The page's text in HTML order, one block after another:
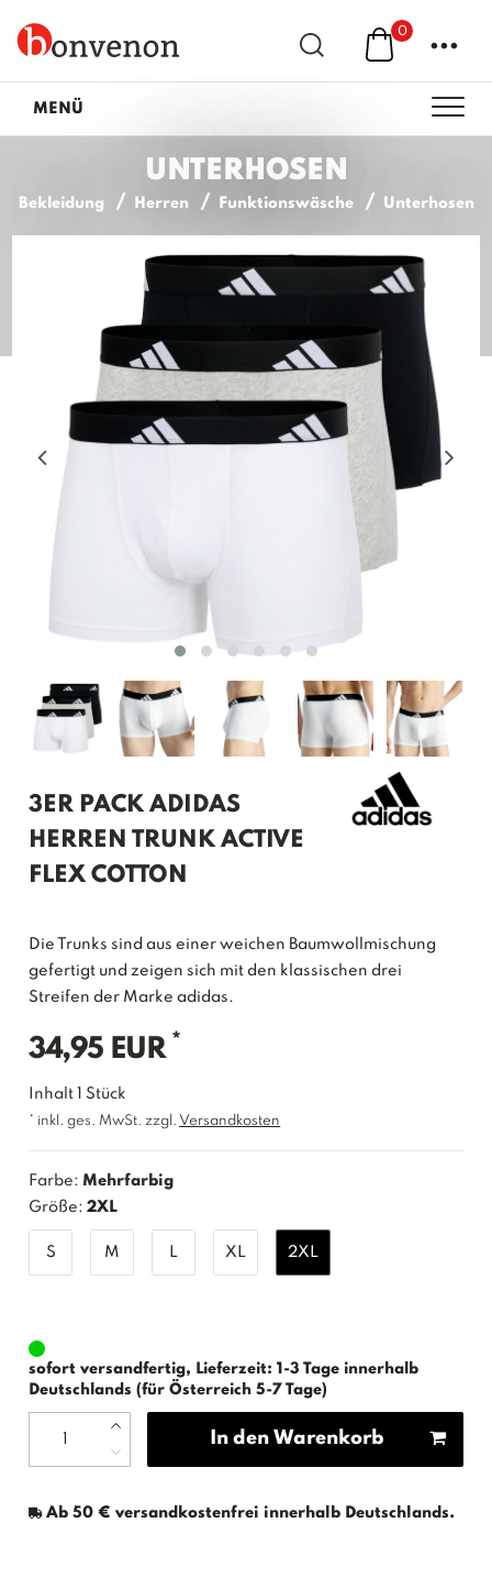
0 ...
MENÜ
UNTERHOSEN
Bekleidung Herren Funktionswäsche Unterhosen
3ER PACK ADIDAS
HERREN TRUNK ACTIVE
FLEX COTTON
Die Trunks sind aus einer weichen Baumwollmischung
gefertigt und zeigen sich mit den klassischen drei
Streifen der Marke adidas.
34,95 EUR *
Inhalt1Stück
* inkl. ges. MwSt. zzgl. Versandkosten
Farbe: Mehrfarbig
Größe: 2XL
S M L XL 2XL
sofort versandfertig, Lieferzeit: 1-3 Tage innerhalb
Deutschlands (für Österreich 5-7 Tage)
In den Warenkorb
Ab 50 € versandkostenfrei innerhalb Deutschlands.